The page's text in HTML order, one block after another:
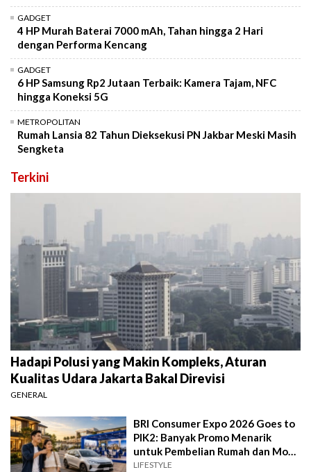
GADGET
4 HP Murah Baterai 7000 mAh, Tahan hingga 2 Hari
dengan Performa Kencang
GADGET
6 HP Samsung Rp2 Jutaan Terbaik: Kamera Tajam, NFC
hingga Koneksi 5G
METROPOLITAN
Rumah Lansia 82 Tahun Dieksekusi PN Jakbar Meski Masih
Sengketa
Terkini
Hadapi Polusi yang Makin Kompleks, Aturan
Kualitas Udara Jakarta Bakal Direvisi
GENERAL
BRI Consumer Expo 2026 Goes to
PIK2: Banyak Promo Menarik
untuk Pembelian Rumah dan Mobil
Baru
LIFESTYLE